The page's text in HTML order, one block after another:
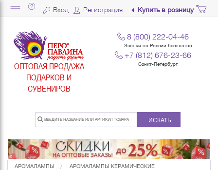
Вход Регистрация Купить в розницу
ОПТОВАЯ ПРОДАЖА
ПОДАРКОВ И
СУВЕНИРОВ
8 (800) 222-04-46
Звонки по России бесплатно
+7 (812) 676-23-66
Санкт-Петербург
ИСКАТЬ
АРОМАЛАМПЫ АРОМАЛАМПЫ КЕРАМИЧЕСКИЕ